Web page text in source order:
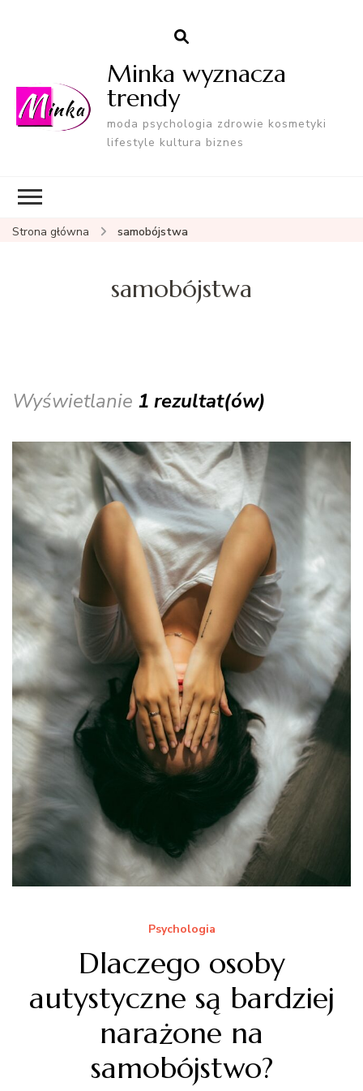
Minka wyznacza
trendy
moda psychologia zdrowie kosmetyki
lifestyle kultura biznes
Strona główna samobójstwa
samobójstwa
Wyświetlanie 1 rezultat(ów)
Psychologia
Dlaczego osoby
autystyczne są bardziej
narażone na
samobójstwo?